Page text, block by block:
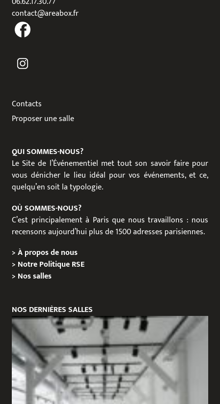
contact@areabox.fr
Contacts
Proposer une salle
QUI SOMMES-NOUS?
Le Site de l’Événementiel met tout son savoir faire pour
vous dénicher le lieu idéal pour vos événements, et ce,
quelqu’en soit la typologie.
OÙ SOMMES-NOUS?
C’est principalement à Paris que nous travaillons : nous
recensons aujourd’hui plus de 1500 adresses parisiennes.
>À propos de nous
> Notre Politique RSE
> Nos salles
NOS DERNIÈRES SALLES